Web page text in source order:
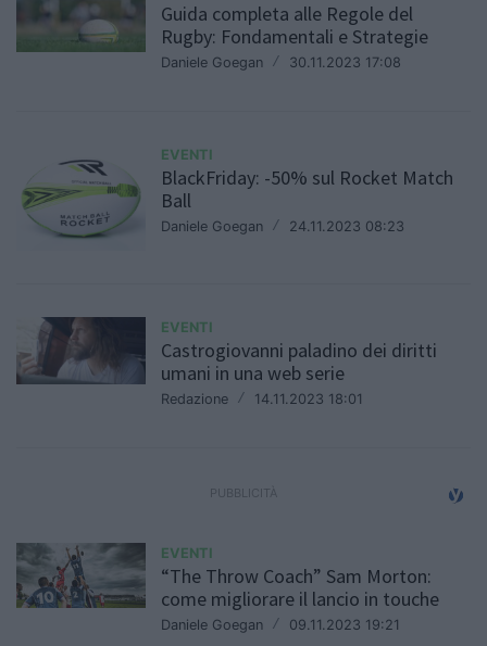
Guida completa alle Regole del
Rugby: Fondamentali e Strategie
Daniele Goegan / 30.11.2023 17:08
EVENTI
BlackFriday: -50% sul Rocket Match
Ball
Daniele Goegan / 24.11.2023 08:23
EVENTI
Castrogiovanni paladino dei diritti
umani in una web serie
Redazione / 14.11.2023 18:01
EVENTI
“The Throw Coach” Sam Morton:
come migliorare il lancio in touche
Daniele Goegan / 09.11.2023 19:21